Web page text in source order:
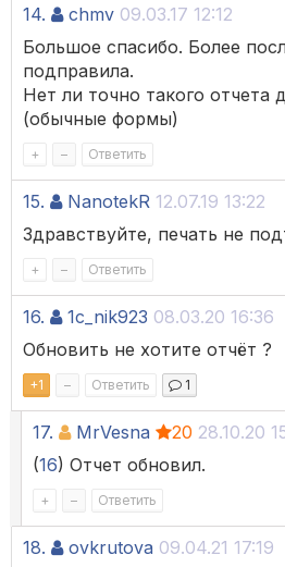
14. chmv 09.03.17 12:12
Большое спасибо. Более
подправила.
Нет ли точно такого отчета
(обычные формы)
+ – Ответить
15. NanotekR 12.07.19 13:22
Здравствуйте, печать не
+ – Ответить
16. 1c_nik923 08.03.20 16:36
Обновить не хотите отчёт ?
+1 – Ответить 1
17. MrVesna 20 28.10.20
(16) Отчет обновил.
+ – Ответить
18. ovkrutova 09.04.21 17:19